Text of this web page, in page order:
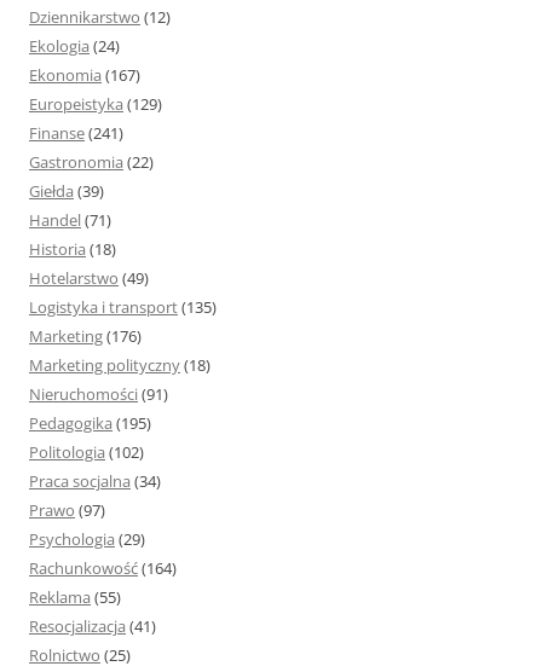
Dziennikarstwo (12)
Ekologia (24)
Ekonomia (167)
Europeistyka (129)
Finanse(241)
Gastronomia (22)
Giełda (39)
Handel(71)
Historia (18)
Hotelarstwo (49)
Logistyka i transport(135)
Marketing(176)
Marketing polityczny(18)
Nieruchomości(91)
Pedagogika (195)
Politologia (102)
Praca socjalna (34)
Prawo (97)
Psychologia (29)
Rachunkowość(164)
Reklama (55)
Resocjalizacja (41)
Rolnictwo (25)